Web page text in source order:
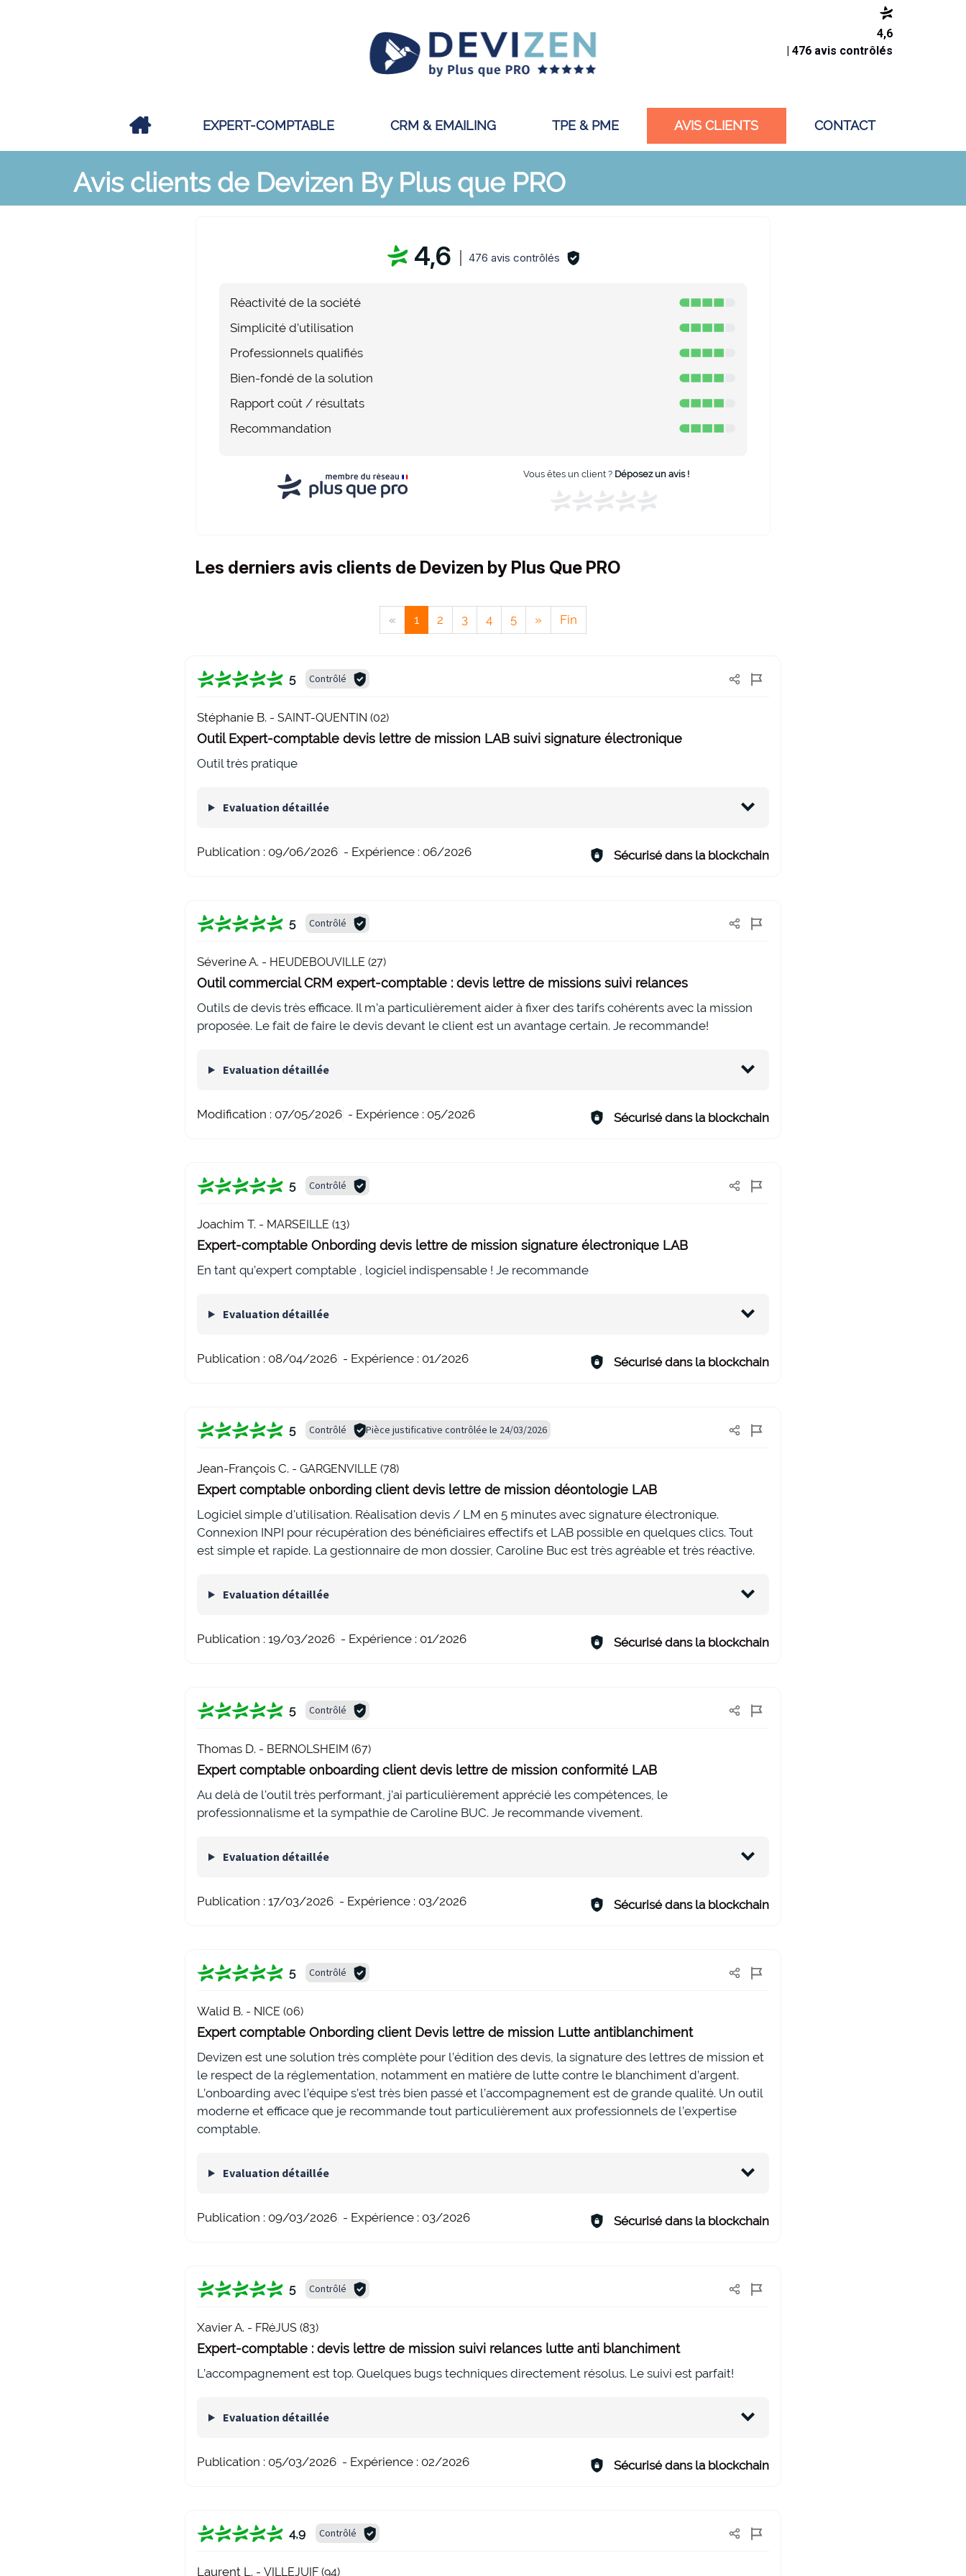
4,6
| 476 avis contrôlés
EXPERT-COMPTABLE CRM & EMAILING TPE & PME AVIS CLIENTS CONTACT
Avis clients de Devizen By Plus que PRO
4,6 476 avis contrôlés
Réactivité de la société
Simplicité d’utilisation
Professionnels qualifiés
Bien-fondé de la solution
Rapport coût / résultats
Recommandation
Vous êtes un client ? Déposez un avis !
Les derniers avis clients de Devizen by Plus Que PRO
« 1 2 3 4 5 » Fin
5 Contrôlé
Stéphanie B. - SAINT-QUENTIN (02)
Outil Expert-comptable devis lettre de mission LAB suivi signature électronique
Outil très pratique
Evaluation détaillée
Publication : 09/06/2026 - Expérience : 06/2026 Sécurisé dans la blockchain
5 Contrôlé
Séverine A. - HEUDEBOUVILLE (27)
Outil commercial CRM expert-comptable : devis lettre de missions suivi relances
Outils de devis très efficace. Il m'a particulièrement aider à fixer des tarifs cohérents avec la mission
proposée. Le fait de faire le devis devant le client est un avantage certain. Je recommande!
Evaluation détaillée
Modification : 07/05/2026 - Expérience : 05/2026 Sécurisé dans la blockchain
5 Contrôlé
Joachim T. - MARSEILLE (13)
Expert-comptable Onbording devis lettre de mission signature électronique LAB
En tant qu’expert comptable , logiciel indispensable ! Je recommande
Evaluation détaillée
Publication : 08/04/2026 - Expérience : 01/2026 Sécurisé dans la blockchain
5 Contrôlé Pièce justificative contrôlée le 24/03/2026
Jean-François C. - GARGENVILLE (78)
Expert comptable onbording client devis lettre de mission déontologie LAB
Logiciel simple d'utilisation. Réalisation devis / LM en 5 minutes avec signature électronique.
Connexion INPI pour récupération des bénéficiaires effectifs et LAB possible en quelques clics. Tout
est simple et rapide. La gestionnaire de mon dossier, Caroline Buc est très agréable et très réactive.
Evaluation détaillée
Publication : 19/03/2026 - Expérience : 01/2026 Sécurisé dans la blockchain
5 Contrôlé
Thomas D. - BERNOLSHEIM (67)
Expert comptable onboarding client devis lettre de mission conformité LAB
Au delà de l'outil très performant, j'ai particulièrement apprécié les compétences, le
professionnalisme et la sympathie de Caroline BUC. Je recommande vivement.
Evaluation détaillée
Publication : 17/03/2026 - Expérience : 03/2026 Sécurisé dans la blockchain
5 Contrôlé
Walid B. - NICE (06)
Expert comptable Onbording client Devis lettre de mission Lutte antiblanchiment
Devizen est une solution très complète pour l’édition des devis, la signature des lettres de mission et
le respect de la réglementation, notamment en matière de lutte contre le blanchiment d’argent.
L’onboarding avec l’équipe s’est très bien passé et l’accompagnement est de grande qualité. Un outil
moderne et efficace que je recommande tout particulièrement aux professionnels de l’expertise
comptable.
Evaluation détaillée
Publication : 09/03/2026 - Expérience : 03/2026 Sécurisé dans la blockchain
5 Contrôlé
Xavier A. - FRéJUS (83)
Expert-comptable : devis lettre de mission suivi relances lutte anti blanchiment
L’accompagnement est top. Quelques bugs techniques directement résolus. Le suivi est parfait!
Evaluation détaillée
Publication : 05/03/2026 - Expérience : 02/2026 Sécurisé dans la blockchain
4,9 Contrôlé
Laurent L. - VILLEJUIF (94)